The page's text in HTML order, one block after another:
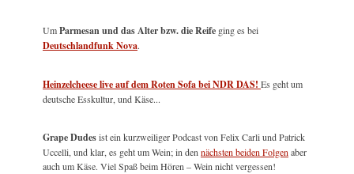
UmParmesan und das Alter bzw. die Reife ging es bei
Deutschlandfunk Nova.
Heinzelcheese live auf dem Roten Sofa bei NDR DAS! Es geht um
deutsche Esskultur, und Käse...
Grape Dudesist ein kurzweiliger Podcast von Felix Carli und Patrick
Uccelli, und klar, es geht um Wein; in dennächsten beiden Folgenaber
auch um Käse. Viel Spaß beim Hören – Wein nicht vergessen!